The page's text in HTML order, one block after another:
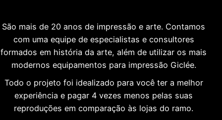
São mais de 20 anos de impressão e arte. Contamos
com uma equipe de especialistas e consultores
formados em história da arte, além de utilizar os mais
modernos equipamentos para impressão Giclée.
Todo o projeto foi idealizado para você ter a melhor
experiência e pagar 4 vezes menos pelas suas
reproduções em comparação às lojas do ramo.